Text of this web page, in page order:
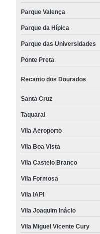
Parque Valença
Parque da Hípica
Parque das Universidades
Ponte Preta
Recanto dos Dourados
Santa Cruz
Taquaral
Vila Aeroporto
Vila Boa Vista
Vila Castelo Branco
Vila Formosa
Vila IAPI
Vila Joaquim Inácio
Vila Miguel Vicente Cury